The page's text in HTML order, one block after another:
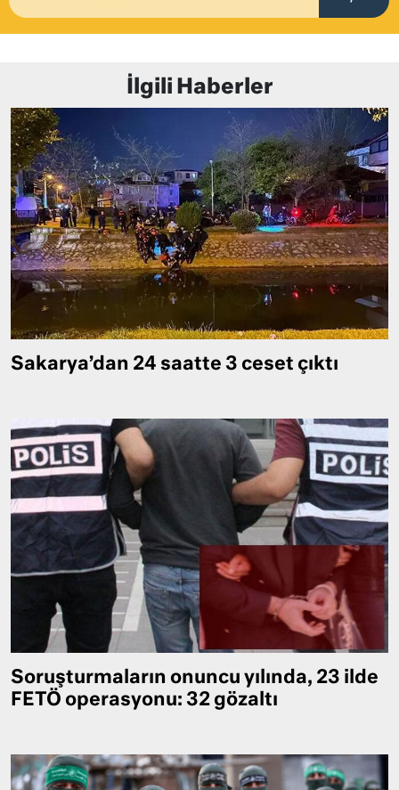
İlgili Haberler
Sakarya’dan 24 saatte 3 ceset çıktı
Soruşturmaların onuncu yılında, 23 ilde
FETÖ operasyonu: 32 gözaltı